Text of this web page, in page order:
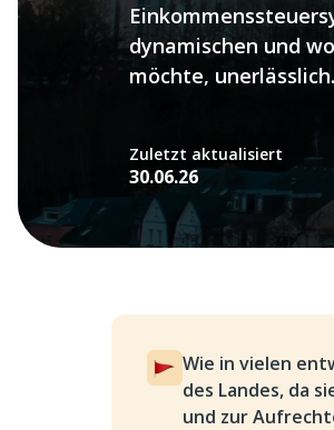
dynamischen und
möchte, unerlässlich.
Zuletzt aktualisiert
30.06.26
Wie in vielen
des Landes, da
und zur